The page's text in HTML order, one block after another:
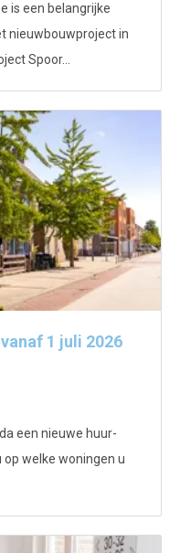
is een belangrijke
nieuwbouwproject in
Spoor...
1 juli 2026
een nieuwe huur-
welke woningen u